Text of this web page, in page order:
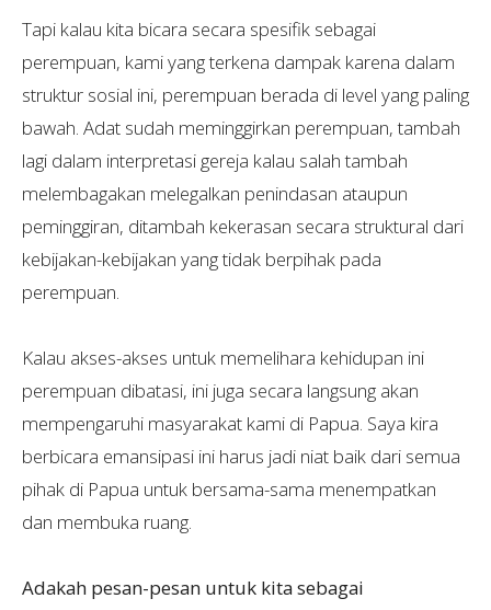
Tapi kalau kita bicara secara spesifik sebagai
perempuan, kami yang terkena dampak karena dalam
struktur sosial ini, perempuan berada di level yang paling
bawah. Adat sudah meminggirkan perempuan, tambah
lagi dalam interpretasi gereja kalau salah tambah
melembagakan melegalkan penindasan ataupun
peminggiran, ditambah kekerasan secara struktural dari
kebijakan-kebijakan yang tidak berpihak pada
perempuan.
Kalau akses-akses untuk memelihara kehidupan ini
perempuan dibatasi, ini juga secara langsung akan
mempengaruhi masyarakat kami di Papua. Saya kira
berbicara emansipasi ini harus jadi niat baik dari semua
pihak di Papua untuk bersama-sama menempatkan
dan membuka ruang.
Adakah pesan-pesan untuk kita sebagai